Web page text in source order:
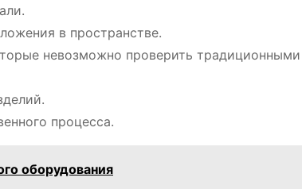
в пространстве.
невозможно проверить традиционными
процесса.
оборудования